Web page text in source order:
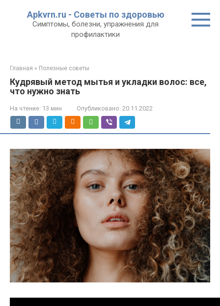
Apkvrn.ru - Советы по здоровью
Симптомы, болезни, упражнения для
профилактики
Главная » Полезные советы
Кудрявый метод мытья и укладки волос: все,
что нужно знать
На чтение: 13 мин Опубликовано: 20.11.2022